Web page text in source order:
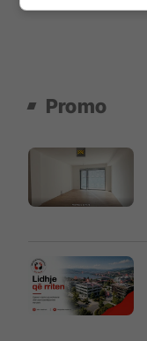
Promo